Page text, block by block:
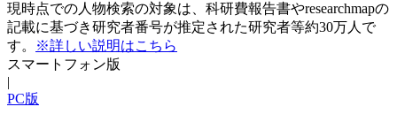
現時点での人物検索の対象は、科研費報告書やresearchmapの
記載に基づき研究者番号が推定された研究者等約30万人で
す。
※詳しい説明はこちら
スマートフォン版
|
PC版